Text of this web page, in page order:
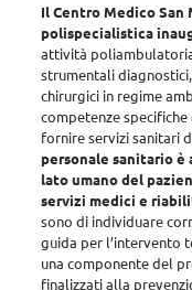
Il Centro Medico
polispecialistica
attività
strumentali
chirurgici in regime
competenze
fornire servizi sanitari
personale sanitario
lato umano del
servizi medici e
sono di individuare
guida per l’intervento
una componente del
finalizzati alla